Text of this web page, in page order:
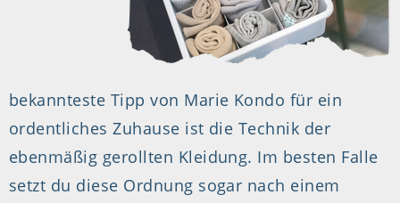
bekannteste Tipp von Marie Kondo für ein
ordentliches Zuhause ist die Technik der
ebenmäßig gerollten Kleidung. Im besten Falle
setzt du diese Ordnung sogar nach einem